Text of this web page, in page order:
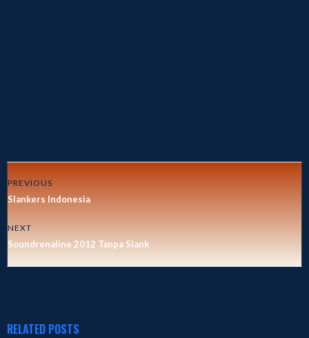
PREVIOUS
Slankers Indonesia
NEXT
Soundrenaline 2012 Tanpa Slank
RELATED POSTS